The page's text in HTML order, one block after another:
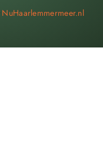
NuHaarlemmermeer.nl